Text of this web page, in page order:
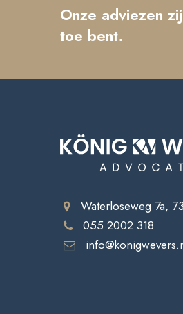
Onze adviezen
toe bent.
Waterloseweg 7a,
055 2002 318